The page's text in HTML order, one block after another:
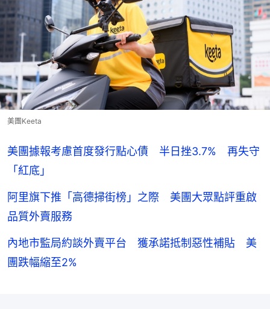
美團Keeta
美團據報考慮首度發行點心債 半日挫3.7% 再失守
「紅底」
阿里旗下推「高德掃街榜」之際 美團大眾點評重啟
品質外賣服務
內地市監局約談外賣平台 獲承諾抵制惡性補貼 美
團跌幅縮至2%